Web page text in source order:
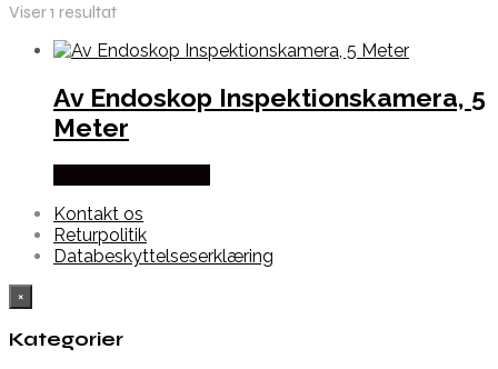
Viser 1 resultat
Av Endoskop Inspektionskamera, 5
Meter
Kontakt os
Returpolitik
Databeskyttelseserklæring
×
Kategorier